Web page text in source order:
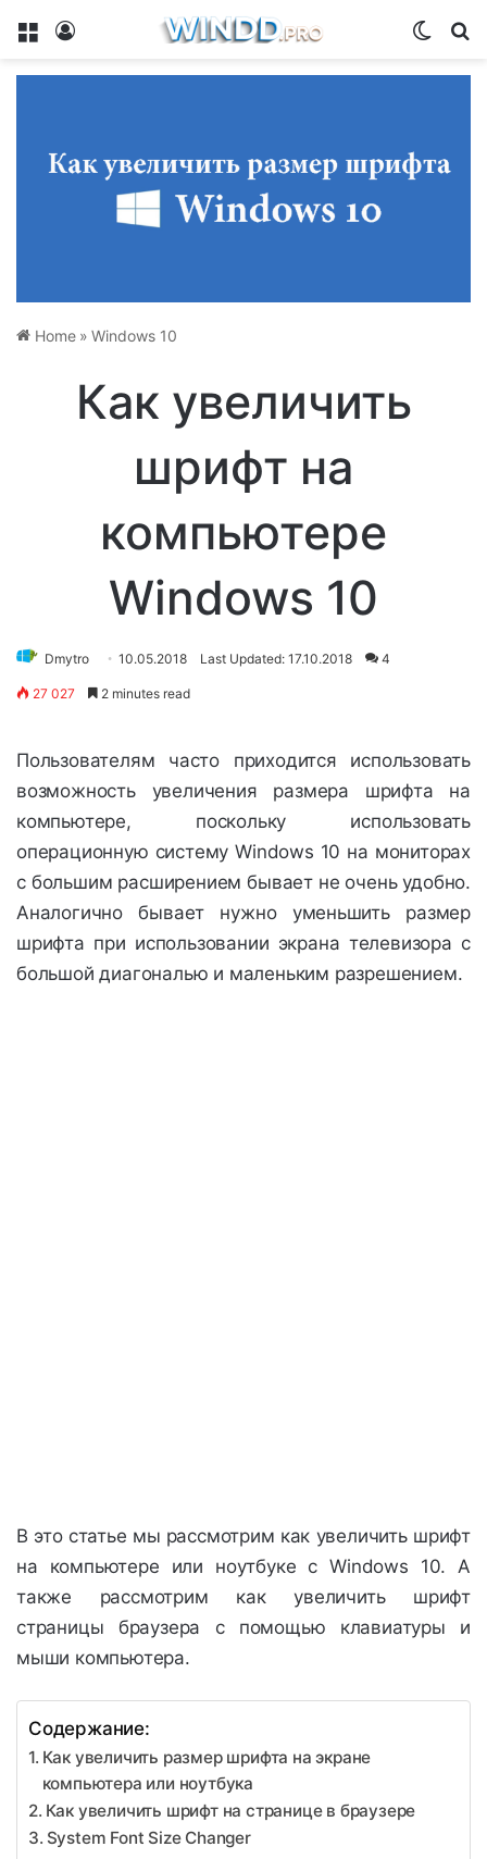
Menu
Home » Windows 10
Как увеличить
шрифт на
компьютере
Windows 10
Dmytro 10.05.2018 Last Updated: 17.10.2018 4
27 027 2 minutes read
Пользователям часто приходится использовать
возможность увеличения размера шрифта на
компьютере, поскольку использовать
операционную систему Windows 10 на мониторах
с большим расширением бывает не очень удобно.
Аналогично бывает нужно уменьшить размер
шрифта при использовании экрана телевизора с
большой диагональю и маленьким разрешением.
В это статье мы рассмотрим как увеличить шрифт
на компьютере или ноутбуке с Windows 10. А
также рассмотрим как увеличить шрифт
страницы браузера с помощью клавиатуры и
мыши компьютера.
Содержание:
Как увеличить размер шрифта на экране
компьютера или ноутбука
Как увеличить шрифт на странице в браузере
System Font Size Changer